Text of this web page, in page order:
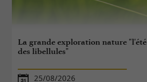
La grande exploration nature "l'été
des libellules"
25/08/2026